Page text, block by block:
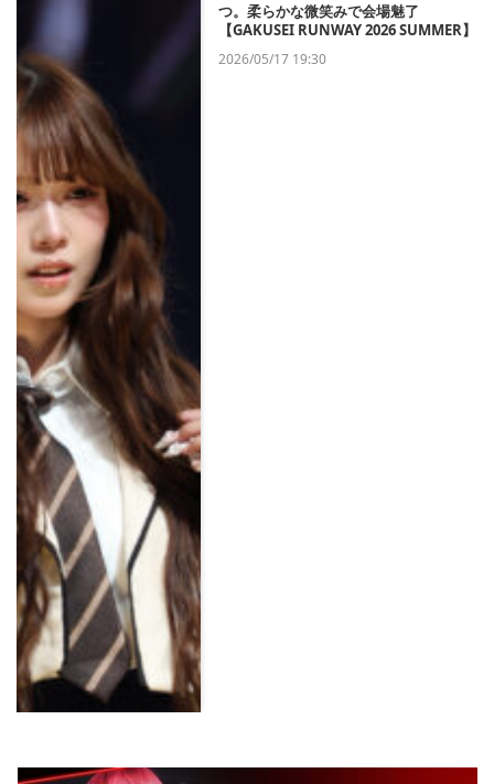
つ。柔らかな微笑みで会場魅了
【GAKUSEI RUNWAY 2026 SUMMER】
2026/05/17 19:30